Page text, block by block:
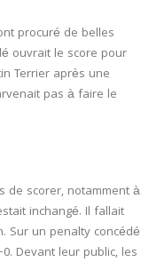
procuré de belles
ouvrait le score pour
Terrier après une
pas à faire le
de scorer, notamment à
inchangé. Il fallait
Sur un penalty concédé
Devant leur public, les